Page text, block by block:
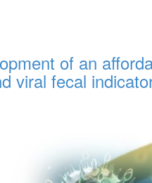
of an
viral fecal